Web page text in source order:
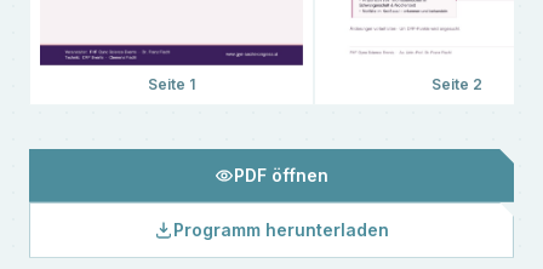
Seite 1 Seite 2
PDF öffnen
Programm herunterladen